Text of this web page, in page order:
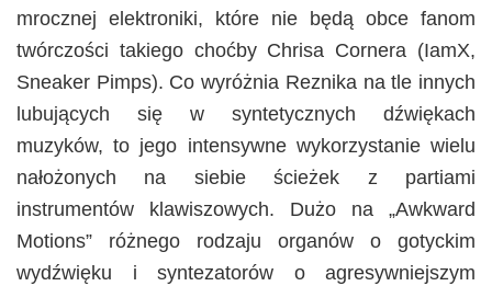
mrocznej elektroniki, które nie będą obce fanom
twórczości takiego choćby Chrisa Cornera (IamX,
Sneaker Pimps). Co wyróżnia Reznika na tle innych
lubujących się w syntetycznych dźwiękach
muzyków, to jego intensywne wykorzystanie wielu
nałożonych na siebie ścieżek z partiami
instrumentów klawiszowych. Dużo na „Awkward
Motions” różnego rodzaju organów o gotyckim
wydźwięku i syntezatorów o agresywniejszym